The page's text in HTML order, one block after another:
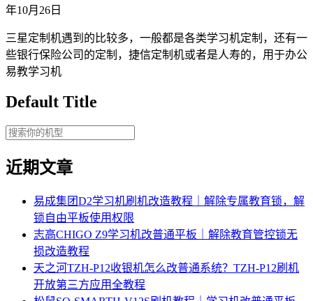
年10月26日
三星定制机遇到的比较多，一般都是各类学习机定制，还有一
些银行保险公司的定制，捷信定制机或者是人寿的，用于办公
易教学习机
Default Title
近期文章
易成集团D2学习机刷机改造教程｜解除专属教育锁，解
锁自由平板使用权限
志高CHIGO Z9学习机改普通平板｜解除教育管控锁无
损改造教程
天之河TZH-P12收银机怎么改普通系统？TZH-P12刷机
开放第三方应用全教程